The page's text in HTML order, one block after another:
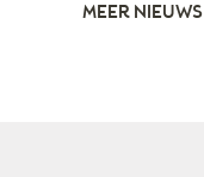
MEER NIEUWS